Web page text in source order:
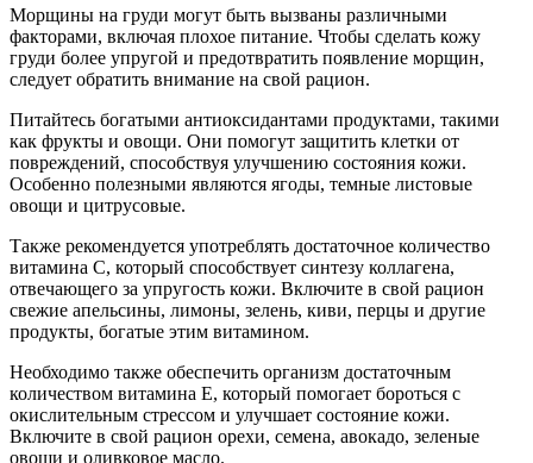
Морщины на груди могут быть вызваны различными
факторами, включая плохое питание. Чтобы сделать кожу
груди более упругой и предотвратить появление морщин,
следует обратить внимание на свой рацион.
Питайтесь богатыми антиоксидантами продуктами, такими
как фрукты и овощи. Они помогут защитить клетки от
повреждений, способствуя улучшению состояния кожи.
Особенно полезными являются ягоды, темные листовые
овощи и цитрусовые.
Также рекомендуется употреблять достаточное количество
витамина С, который способствует синтезу коллагена,
отвечающего за упругость кожи. Включите в свой рацион
свежие апельсины, лимоны, зелень, киви, перцы и другие
продукты, богатые этим витамином.
Необходимо также обеспечить организм достаточным
количеством витамина Е, который помогает бороться с
окислительным стрессом и улучшает состояние кожи.
Включите в свой рацион орехи, семена, авокадо, зеленые
овощи и оливковое масло.